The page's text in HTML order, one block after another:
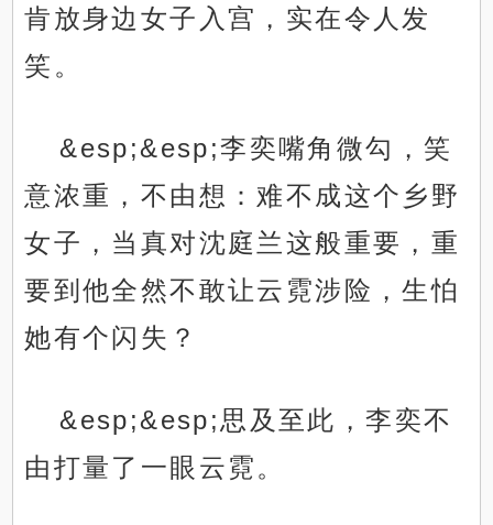
肯放身边女子入宫，实在令人发
笑。
&esp;&esp;李奕嘴角微勾，笑
意浓重，不由想：难不成这个乡野
女子，当真对沈庭兰这般重要，重
要到他全然不敢让云霓涉险，生怕
她有个闪失？
&esp;&esp;思及至此，李奕不
由打量了一眼云霓。